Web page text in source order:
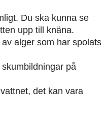
Du ska kunna se
upp till knäna.
alger som har spolats
på
det kan vara